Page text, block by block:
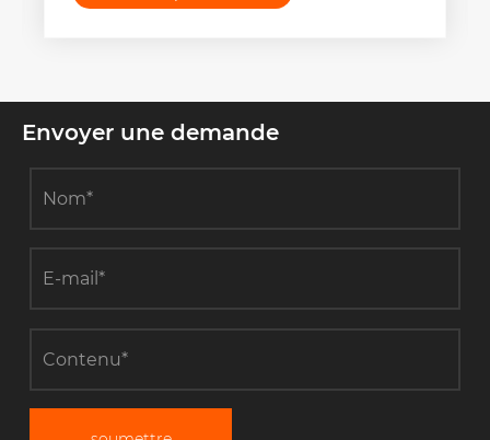
Envoyer une demande